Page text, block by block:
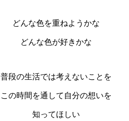
どんな色を重ねようかな
どんな色が好きかな
普段の生活では考えないことを
この時間を通して自分の想いを
知ってほしい